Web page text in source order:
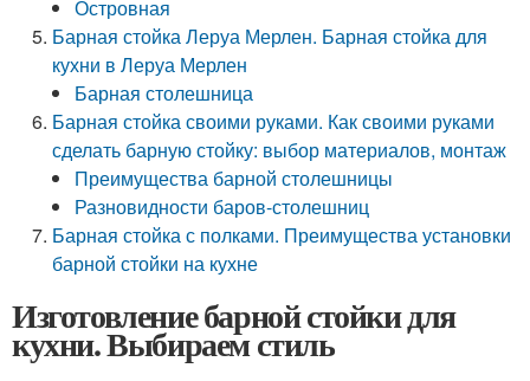
Островная
Барная стойка Леруа Мерлен. Барная стойка для
кухни в Леруа Мерлен
Барная столешница
Барная стойка своими руками. Как своими руками
сделать барную стойку: выбор материалов, монтаж
Преимущества барной столешницы
Разновидности баров-столешниц
Барная стойка с полками. Преимущества установки
барной стойки на кухне
Изготовление барной стойки для
кухни. Выбираем стиль